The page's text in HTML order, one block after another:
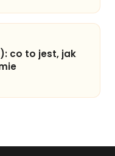
co to jest, jak